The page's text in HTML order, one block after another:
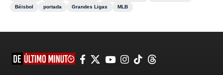
Béisbol
portada Grandes Ligas MLB